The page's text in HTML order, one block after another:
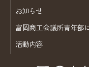
お知らせ
富岡商工会議所青年部
活動内容